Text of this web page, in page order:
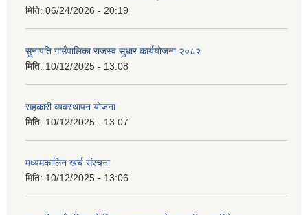
मिति: 06/24/2026 - 20:19
सुनापति गाउँपालिका राजस्व सुधार कार्ययोजना २०८२
मिति: 10/12/2025 - 13:08
सहकारी व्यवस्थापन योजना
मिति: 10/12/2025 - 13:07
मध्यमकालिन खर्च संरचना
मिति: 10/12/2025 - 13:06